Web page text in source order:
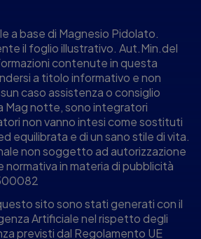
a base di Magnesio Pidolato.
il foglio illustrativo. Aut.Min.del
contenute in questa
a titolo informativo e non
caso assistenza o consiglio
Mag notte, sono integratori
non vanno intesi come sostituti
equilibrata e di un sano stile di vita.
non soggetto ad autorizzazione
normativa in materia di pubblicità
sito sono stati generati con il
Artificiale nel rispetto degli
previsti dal Regolamento UE